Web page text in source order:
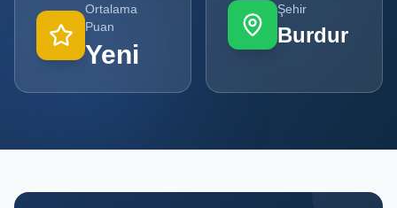
POPÜLER
KATEGORILER
Ortalama
Puan
Yeni
Şehir
Burdur